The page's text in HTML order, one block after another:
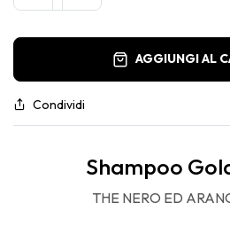
AGGIUNGI AL
Condividi
Shampoo
THE NERO ED